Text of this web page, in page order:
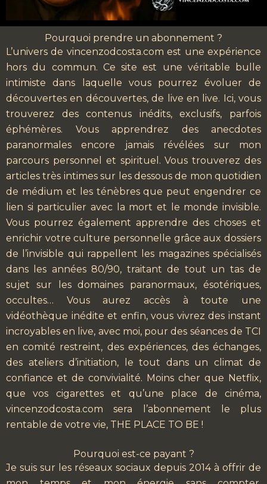
Pourquoi prendre un abonnement ?
L’univers de vincenzodcosta.com est une expérience
hors du commun. Ce site est une véritable bulle
intimiste dans laquelle vous pourrez évoluer de
découvertes en découvertes, de live en live. Ici, vous
trouverez des contenus inédits, exclusifs, parfois
éphémères. Vous apprendrez des anecdotes
paranormales encore jamais révélées sur mon
parcours personnel et spirituel. Vous trouverez des
articles très intimes sur les dessous de mon quotidien
de médium et les ténèbres que peut engendrer ce
lien si particulier avec la mort et le monde invisible.
Vous pourrez également apprendre des choses et
enrichir votre culture personnelle grâce aux dossiers
de l’invisible qui rappellent les magazines spécialisés
dans les années 80/90, traitant de tout un tas de
sujet sur les domaines paranormaux, ésotériques,
occultes… Vous aurez accès à toute une
vidéothèque inédite et enfin, vous vivrez des instant
incroyables en live, avec moi, pour des séances de TCI
en comité restreint, des expériences, des échanges,
des ateliers d’initiation, le tout dans un climat de
confiance et de convivialité. Moins cher que Netflix,
que vos cigarettes et qu’une place de cinéma,
vincenzodcosta.com sera l’abonnement le plus
rentable de votre vie, THE PLACE TO BE !
Pourquoi est-ce payant ?
Je suis sur les réseaux sociaux depuis 2014 à offrir de